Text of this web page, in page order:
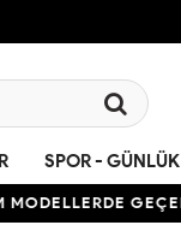
SPOR - GÜNLÜK
GEÇERLİ